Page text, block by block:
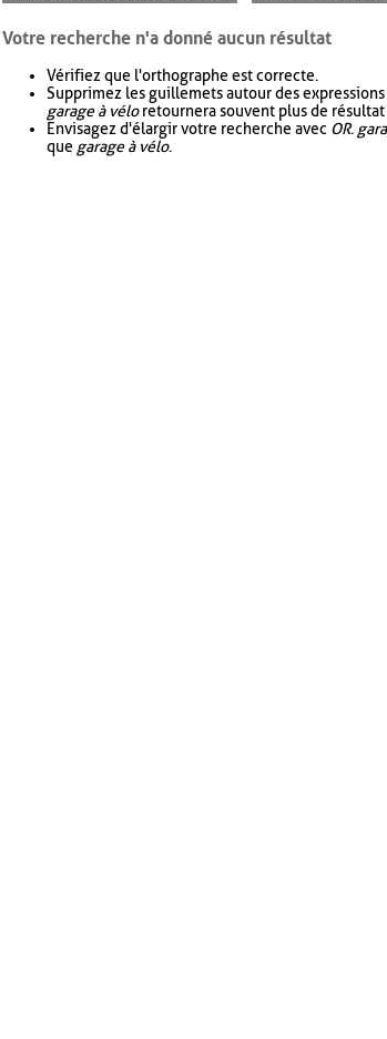
Votre recherche n'a donné aucun résultat
Vérifiez que l'orthographe est correcte.
Supprimez les guillemets autour des
garage à véloretournera souvent plus de résultat
Envisagez d'élargir votre recherche avec OR.
que garage à vélo.